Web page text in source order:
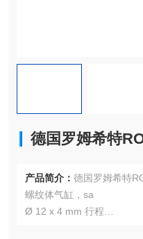
德国罗姆希特
产品简介： 德国罗姆希特
螺纹体气缸，sa
Ø 12 x 4 mm 行程